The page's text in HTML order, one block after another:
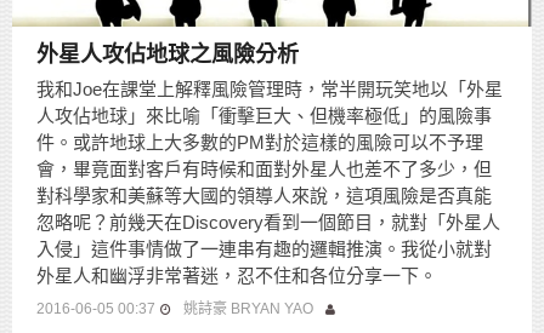
外星人攻佔地球之風險分析
我和Joe在課堂上解釋風險管理時，常半開玩笑地以「外星
人攻佔地球」來比喻「衝擊巨大、但機率極低」的風險事
件。或許地球上大多數的PM對於這樣的風險可以不予理
會，畢竟面對客戶有時候和面對外星人也差不了多少，但
對科學家和美蘇等大國的領導人來說，這項風險是否真能
忽略呢？前幾天在Discovery看到一個節目，就對「外星人
入侵」這件事情做了一連串有趣的邏輯推演。我從小就對
外星人和幽浮非常著迷，忍不住和各位分享一下。
2016-06-05 00:37 姚詩豪 BRYAN YAO